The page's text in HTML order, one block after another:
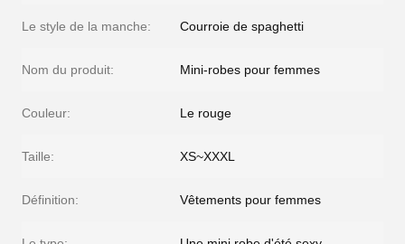
Le style de la manche: Courroie de spaghetti
Nom du produit: Mini-robes pour femmes
Couleur: Le rouge
Taille: XS~XXXL
Définition: Vêtements pour femmes